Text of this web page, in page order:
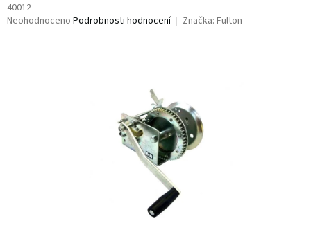
40012
Průměrné
Neohodnoceno Podrobnosti hodnocení Značka: Fulton